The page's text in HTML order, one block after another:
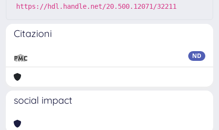
https://hdl.handle.net/20.500.12071/32211
Citazioni
ND
social impact